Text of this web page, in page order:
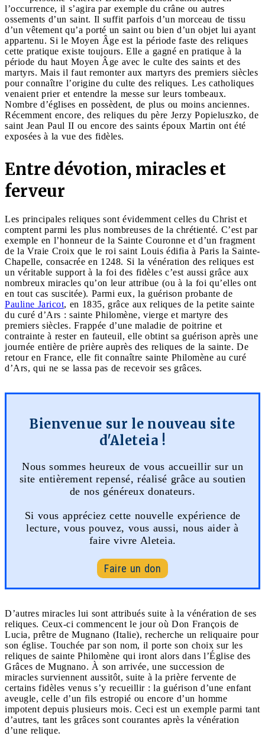
l’occurrence, il s’agira par exemple du crâne ou autres
ossements d’un saint. Il suffit parfois d’un morceau de tissu
d’un vêtement qu’a porté un saint ou bien d’un objet lui ayant
appartenu. Si le Moyen Âge est la période faste des reliques
cette pratique existe toujours. Elle a gagné en pratique à la
période du haut Moyen Âge avec le culte des saints et des
martyrs. Mais il faut remonter aux martyrs des premiers siècles
pour connaître l’origine du culte des reliques. Les catholiques
venaient prier et entendre la messe sur leurs tombeaux.
Nombre d’églises en possèdent, de plus ou moins anciennes.
Récemment encore, des reliques du père Jerzy Popieluszko, de
saint Jean Paul II ou encore des saints époux Martin ont été
exposées à la vue des fidèles.
Entre dévotion, miracles et
ferveur
Les principales reliques sont évidemment celles du Christ et
comptent parmi les plus nombreuses de la chrétienté. C’est par
exemple en l’honneur de la Sainte Couronne et d’un fragment
de la Vraie Croix que le roi saint Louis édifia à Paris la Sainte-
Chapelle, consacrée en 1248. Si la vénération des reliques est
un véritable support à la foi des fidèles c’est aussi grâce aux
nombreux miracles qu’on leur attribue (ou à la foi qu’elles ont
en tout cas suscitée). Parmi eux, la guérison probante de
Pauline Jaricot, en 1835, grâce aux reliques de la petite sainte
du curé d’Ars : sainte Philomène, vierge et martyre des
premiers siècles. Frappée d’une maladie de poitrine et
contrainte à rester en fauteuil, elle obtint sa guérison après une
journée entière de prière auprès des reliques de la sainte. De
retour en France, elle fit connaître sainte Philomène au curé
d’Ars, qui ne se lassa pas de recevoir ses grâces.
Bienvenue sur le nouveau site
d'Aleteia !
Nous sommes heureux de vous accueillir sur un
site entièrement repensé, réalisé grâce au soutien
de nos généreux donateurs.
Si vous appréciez cette nouvelle expérience de
lecture, vous pouvez, vous aussi, nous aider à
faire vivre Aleteia.
Faire un don
D’autres miracles lui sont attribués suite à la vénération de ses
reliques. Ceux-ci commencent le jour où Don François de
Lucia, prêtre de Mugnano (Italie), recherche un reliquaire pour
son église. Touchée par son nom, il porte son choix sur les
reliques de sainte Philomène qui iront alors dans l’Église des
Grâces de Mugnano. À son arrivée, une succession de
miracles surviennent aussitôt, suite à la prière fervente de
certains fidèles venus s’y recueillir : la guérison d’une enfant
aveugle, celle d’un fils estropié ou encore d’un homme
impotent depuis plusieurs mois. Ceci est un exemple parmi tant
d’autres, tant les grâces sont courantes après la vénération
d’une relique.